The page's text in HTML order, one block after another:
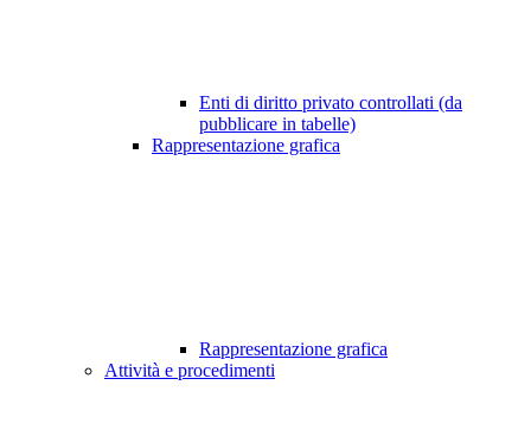
Enti di diritto privato controllati (da
pubblicare in tabelle)
Rappresentazione grafica
Rappresentazione grafica
Attività e procedimenti